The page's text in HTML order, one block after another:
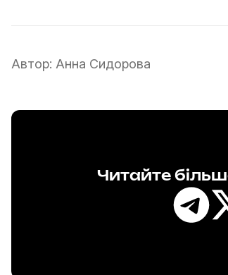
Автор: Анна Сидорова
Читайте